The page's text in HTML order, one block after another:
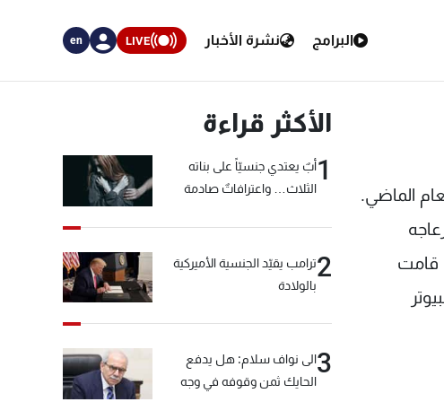
البرامج نشرة الأخبار LIVE
en
السابق خلال العام الماضي.
ازعاجه
قامت
الأكثر قراءة
1أبٌ يعتدي جنسيّاً على بناته
الثلاث… واعترافاتٌ صادمة
2ترامب يقيّد الجنسية الأميركية
بالولادة
3الى نواف سلام: هل يدفع
الحايك ثمن وقوفه في وجه